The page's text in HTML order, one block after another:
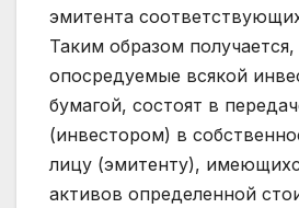
эмитента
Таким образом
опосредуемые всякой
бумагой, состоят в
(инвестором) в
лицу (эмитенту),
активов определенной